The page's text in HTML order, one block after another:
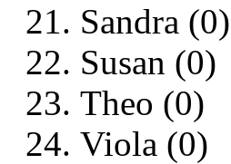
Sandra (0)
Susan (0)
Theo (0)
Viola (0)